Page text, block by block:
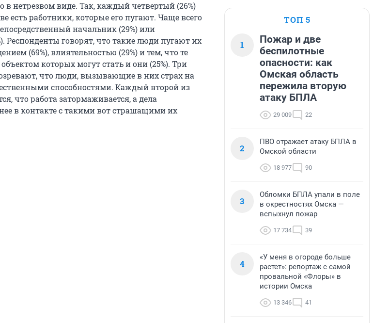
в нетрезвом виде. Так, каждый четвертый (26%)
есть работники, которые его пугают. Чаще всего
начальник (29%) или
Респонденты говорят, что такие люди пугают их
(69%), влиятельностью (29%) и тем, что те
которых могут стать и они (25%). Три
что люди, вызывающие в них страх на
способностями. Каждый второй из
что работа затормаживается, а дела
в контакте с такими вот страшащими их
ТОП 5
1
Пожар и две
беспилотные
опасности: как
Омская область
пережила вторую
атаку БПЛА
29 009 22
2
ПВО отражает атаку БПЛА в
Омской области
18 977 90
3
Обломки БПЛА упали в поле
в окрестностях Омска —
вспыхнул пожар
17 734 39
4
«У меня в огороде больше
растет»: репортаж с самой
провальной «Флоры» в
истории Омска
13 346 41